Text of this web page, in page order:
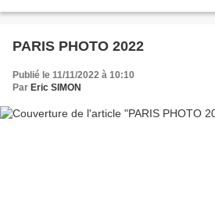
PARIS PHOTO 2022
Publié le 11/11/2022 à 10:10
Par Eric SIMON